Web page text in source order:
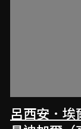
呂西安．埃